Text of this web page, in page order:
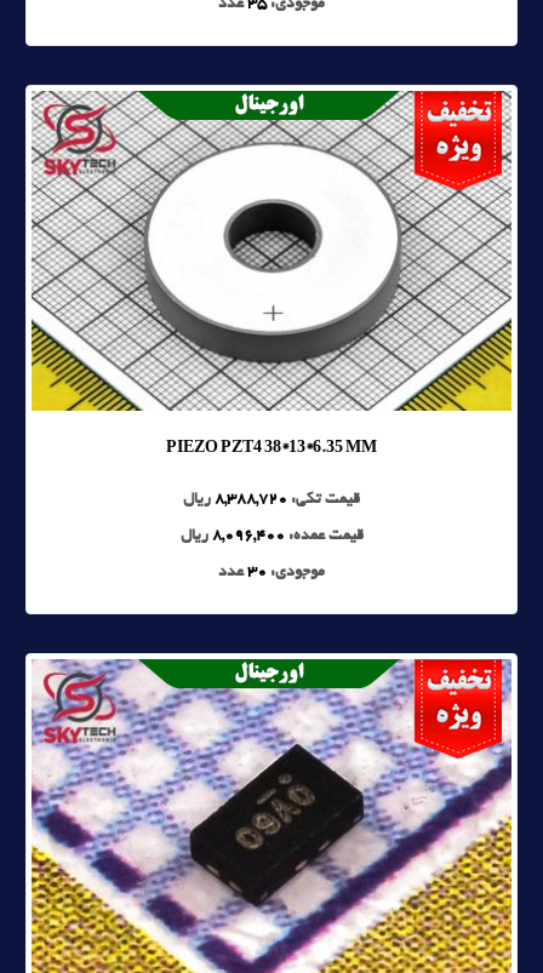
موجودی:35عدد
PIEZO PZT4 38*13*6.35 MM
قیمت تکی: 8,388,720 ریال
قیمت عمده: 8,096,400 ریال
موجودی: 30عدد